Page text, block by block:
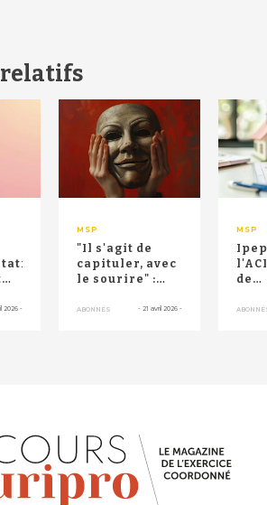
2026 -
MSP
"Il s'agit de
capituler, avec
le sourire" :
"le piège"...
ABONNÉS - 21 avril 2026 -
MSP
de
RETOUR HAUT DE PAGE